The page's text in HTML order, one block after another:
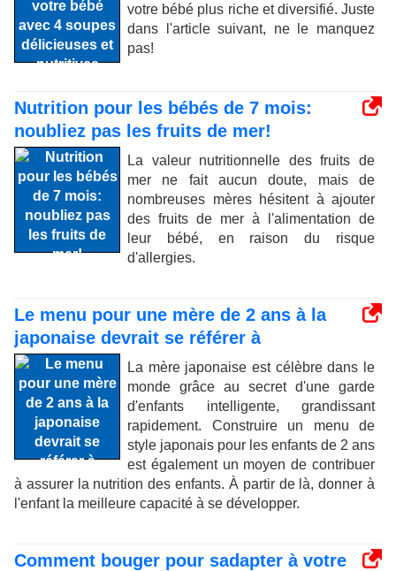
votre bébé plus riche et diversifié. Juste
dans l'article suivant, ne le manquez
pas!
Nutrition pour les bébés de 7 mois:
noubliez pas les fruits de mer!
La valeur nutritionnelle des fruits de
mer ne fait aucun doute, mais de
nombreuses mères hésitent à ajouter
des fruits de mer à l'alimentation de
leur bébé, en raison du risque
d'allergies.
Le menu pour une mère de 2 ans à la
japonaise devrait se référer à
La mère japonaise est célèbre dans le
monde grâce au secret d'une garde
d'enfants intelligente, grandissant
rapidement. Construire un menu de
style japonais pour les enfants de 2 ans
est également un moyen de contribuer
à assurer la nutrition des enfants. À partir de là, donner à
l'enfant la meilleure capacité à se développer.
Comment bouger pour sadapter à votre